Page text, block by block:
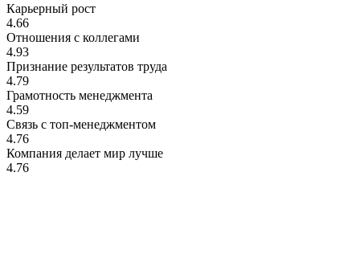
Карьерный рост
4.66
Отношения с коллегами
4.93
Признание результатов труда
4.79
Грамотность менеджмента
4.59
Связь с топ-менеджментом
4.76
Компания делает мир лучше
4.76